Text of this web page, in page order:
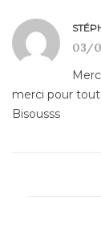
03/
merci pour
Bisousss